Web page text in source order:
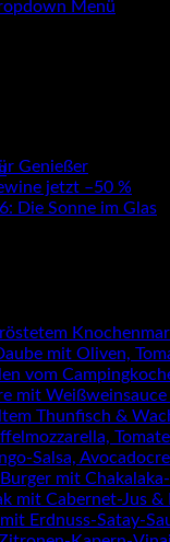
Genießer
jetzt –50 %
Die Sonne im Glas
mit Oliven,
vom
mit
Thunfisch &
Salsa,
mit
mit Cabernet-Jus &
Erdnuss-Satay-